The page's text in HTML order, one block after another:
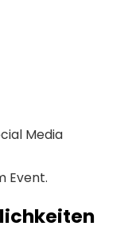
Media
Event.